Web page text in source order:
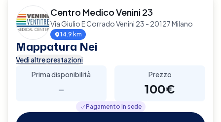
Centro Medico Venini 23
Via Giulio E Corrado Venini 23 - 20127 Milano
14.9 km
Mappatura Nei
Vedi altre prestazioni
Prima disponibilità
-
Prezzo
100€
Pagamento in sede